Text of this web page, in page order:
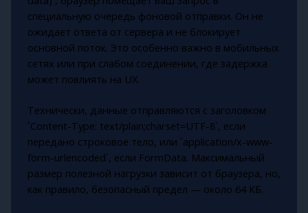
специальную очередь фоновой отправки. Он не
ожидает ответа от сервера и не блокирует
основной поток. Это особенно важно в мобильных
сетях или при слабом соединении, где задержка
может повлиять на UX.
Технически, данные отправляются с заголовком
`Content-Type: text/plain;charset=UTF-8`, если
передано строковое тело, или `application/x-www-
form-urlencoded`, если FormData. Максимальный
размер полезной нагрузки зависит от браузера, но,
как правило, безопасный предел — около 64 КБ.